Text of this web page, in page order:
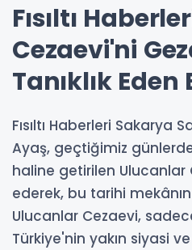
Fısıltı
Cezaevi'ni
Tanıklık Eden
Fısıltı Haberleri Sakarya
Ayaş, geçtiğimiz
haline getirilen Ulucanlar
ederek, bu tarihi
Ulucanlar Cezaevi,
Türkiye'nin yakın siyasi